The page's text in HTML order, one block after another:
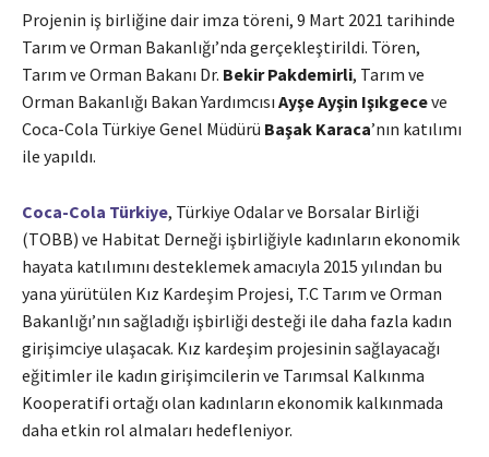
Projenin iş birliğine dair imza töreni, 9 Mart 2021 tarihinde
Tarım ve Orman Bakanlığı’nda gerçekleştirildi. Tören,
Tarım ve Orman Bakanı Dr. Bekir Pakdemirli, Tarım ve
Orman Bakanlığı Bakan Yardımcısı Ayşe Ayşin Işıkgeceve
Coca-Cola Türkiye Genel Müdürü Başak Karaca’nın katılımı
ile yapıldı.
Coca-Cola Türkiye, Türkiye Odalar ve Borsalar Birliği
(TOBB) ve Habitat Derneği işbirliğiyle kadınların ekonomik
hayata katılımını desteklemek amacıyla 2015 yılından bu
yana yürütülen Kız Kardeşim Projesi, T.C Tarım ve Orman
Bakanlığı’nın sağladığı işbirliği desteği ile daha fazla kadın
girişimciye ulaşacak. Kız kardeşim projesinin sağlayacağı
eğitimler ile kadın girişimcilerin ve Tarımsal Kalkınma
Kooperatifi ortağı olan kadınların ekonomik kalkınmada
daha etkin rol almaları hedefleniyor.